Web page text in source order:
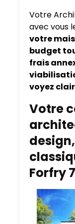
Votre
avec vous
votre
budget
frais
voyez
Votre
Forfry